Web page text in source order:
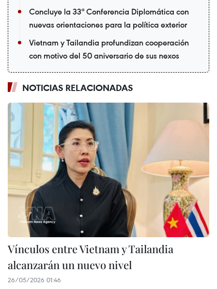
Concluye la 33ª Conferencia Diplomática con
nuevas orientaciones para la política exterior
Vietnam y Tailandia profundizan cooperación
con motivo del 50 aniversario de sus nexos
NOTICIAS RELACIONADAS
Vínculos entre Vietnam y Tailandia
alcanzarán un nuevo nivel
26/05/2026 01:46